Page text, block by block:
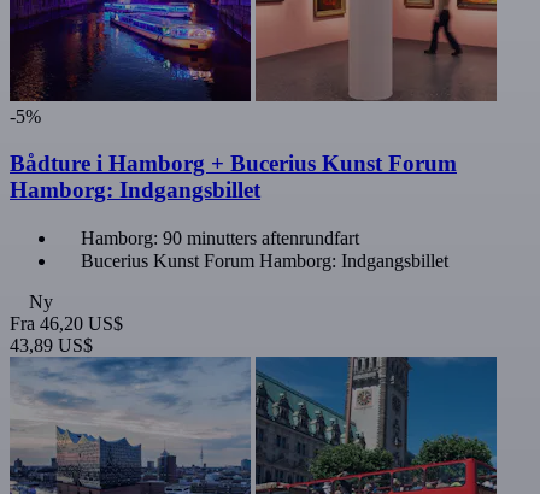
-5%
Bådture i Hamborg + Bucerius Kunst Forum
Hamborg: Indgangsbillet
Hamborg: 90 minutters aftenrundfart
Bucerius Kunst Forum Hamborg: Indgangsbillet
Ny
Fra 46,20 US$
43,89 US$